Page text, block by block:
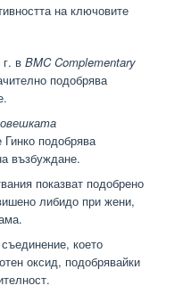
на ключовите
в BMC Complementary
подобрява
Гинко подобрява
възбуждане.
показват подобрено
либидо при жени,
което
оксид, подобрявайки